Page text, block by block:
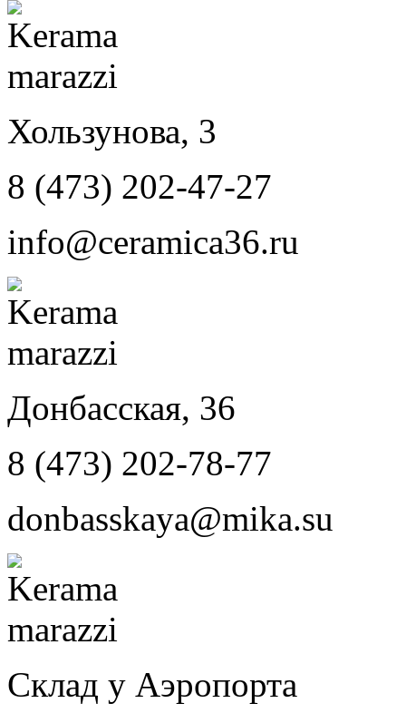
Хользунова, 3
8 (473) 202-47-27
info@ceramica36.ru
Донбасская, 36
8 (473) 202-78-77
donbasskaya@mika.su
Склад у Аэропорта